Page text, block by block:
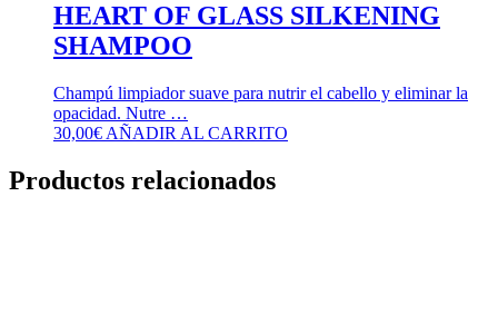
HEART OF GLASS SILKENING
SHAMPOO
Champú limpiador suave para nutrir el cabello y eliminar la
opacidad. Nutre …
30,00€ AÑADIR AL CARRITO
Productos relacionados